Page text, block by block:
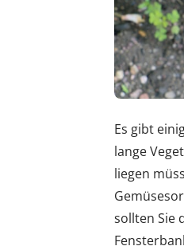
Es gibt
lange
liegen
sollten Sie